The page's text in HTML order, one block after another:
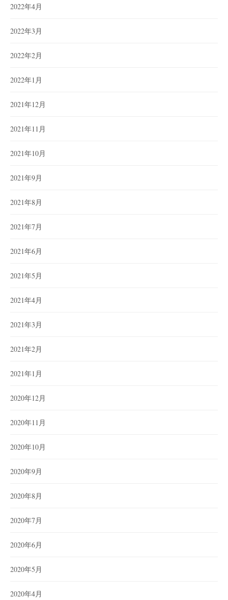
2022年4月
2022年3月
2022年2月
2022年1月
2021年12月
2021年11月
2021年10月
2021年9月
2021年8月
2021年7月
2021年6月
2021年5月
2021年4月
2021年3月
2021年2月
2021年1月
2020年12月
2020年11月
2020年10月
2020年9月
2020年8月
2020年7月
2020年6月
2020年5月
2020年4月